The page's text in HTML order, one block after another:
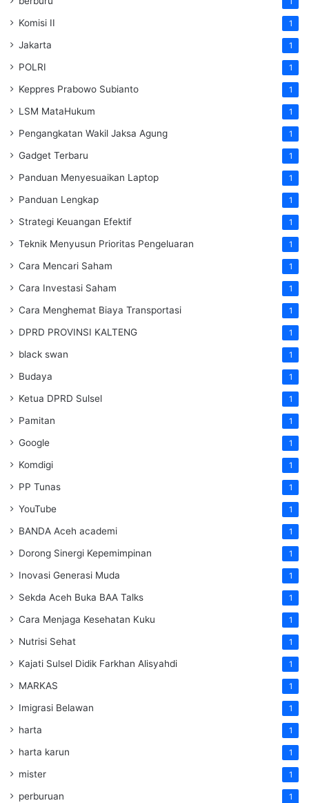
Komisi II 1
Jakarta 1
POLRI 1
Keppres Prabowo Subianto 1
LSM MataHukum 1
Pengangkatan Wakil Jaksa Agung 1
Gadget Terbaru 1
Panduan Menyesuaikan Laptop 1
Panduan Lengkap 1
Strategi Keuangan Efektif 1
Teknik Menyusun Prioritas Pengeluaran 1
Cara Mencari Saham 1
Cara Investasi Saham 1
Cara Menghemat Biaya Transportasi 1
DPRD PROVINSI KALTENG 1
black swan 1
Budaya 1
Ketua DPRD Sulsel 1
Pamitan 1
Google 1
Komdigi 1
PP Tunas 1
YouTube 1
BANDA Aceh academi 1
Dorong Sinergi Kepemimpinan 1
Inovasi Generasi Muda 1
Sekda Aceh Buka BAA Talks 1
Cara Menjaga Kesehatan Kuku 1
Nutrisi Sehat 1
Kajati Sulsel Didik Farkhan Alisyahdi 1
MARKAS 1
Imigrasi Belawan 1
harta 1
harta karun 1
mister 1
perburuan 1